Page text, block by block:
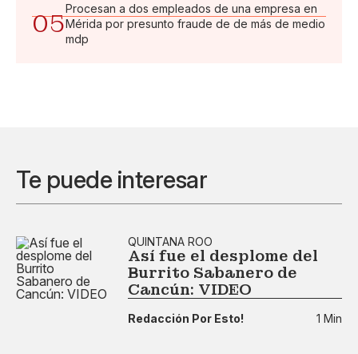
05
Procesan a dos empleados de una empresa en
Mérida por presunto fraude de de más de medio
mdp
Te puede interesar
QUINTANA ROO
Así fue el desplome del
Burrito Sabanero de
Cancún: VIDEO
Redacción Por Esto! 1 Min